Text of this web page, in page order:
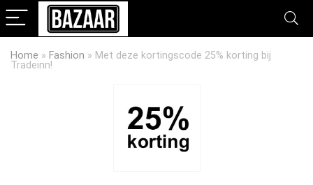
Home » Fashion » Met deze kortingscode 25% korting bij
Tradeinn!